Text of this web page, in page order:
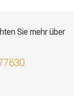
Sie mehr über